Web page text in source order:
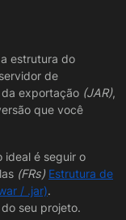
backup, direto
de dados que
na hora de
em um
nós somente
back-
através do
usando
estrutura do
de
exportação (JAR),
que você
ideal é seguir o
(FRs) Estrutura de
/ .jar).
seu projeto.